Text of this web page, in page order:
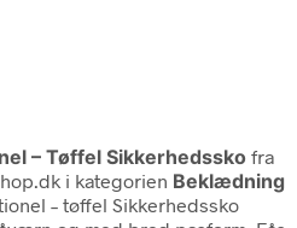
– Tøffel Sikkerhedssko fra
i kategorien Beklædning
– tøffel Sikkerhedssko